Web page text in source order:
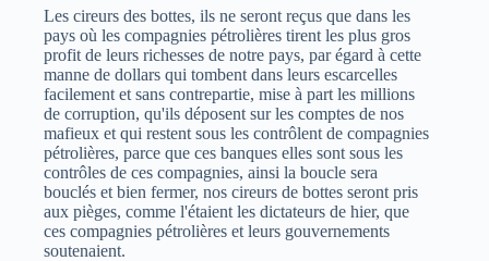
Les cireurs des bottes, ils ne seront reçus que dans les
pays où les compagnies pétrolières tirent les plus gros
profit de leurs richesses de notre pays, par égard à cette
manne de dollars qui tombent dans leurs escarcelles
facilement et sans contrepartie, mise à part les millions
de corruption, qu'ils déposent sur les comptes de nos
mafieux et qui restent sous les contrôlent de compagnies
pétrolières, parce que ces banques elles sont sous les
contrôles de ces compagnies, ainsi la boucle sera
bouclés et bien fermer, nos cireurs de bottes seront pris
aux pièges, comme l'étaient les dictateurs de hier, que
ces compagnies pétrolières et leurs gouvernements
soutenaient.